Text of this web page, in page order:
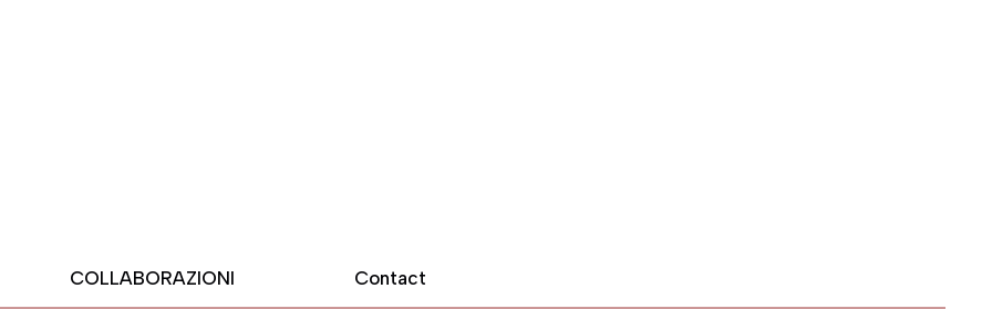
COLLABORAZIONI Contact